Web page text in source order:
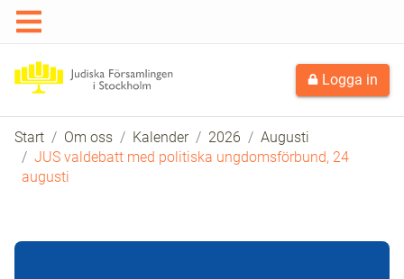
Logga in
Start Om oss Kalender 2026
Augusti
JUS valdebatt med politiska ungdomsförbund, 24
augusti